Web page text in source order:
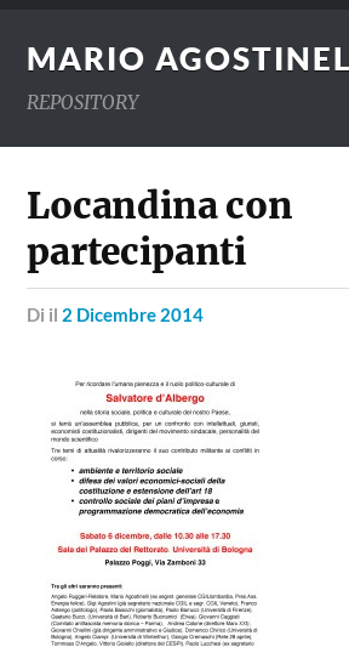
MARIO
REPOSITORY
Locandina con
partecipanti
di il 2 Dicembre 2014